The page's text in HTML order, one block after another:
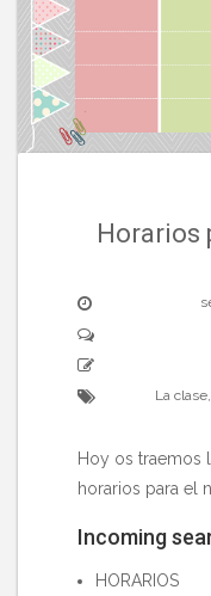
Horarios
La clase,
Hoy os traemos
horarios para el
Incoming
HORARIOS